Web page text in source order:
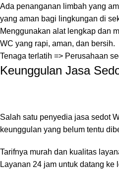
Ada penanganan limbah yang
yang aman bagi lingkungan di
Menggunakan alat lengkap dan
WC yang rapi, aman, dan bersih.
Tenaga terlatih => Perusahaan
Keunggulan Jasa
Salah satu penyedia jasa sedot
keunggulan yang belum tentu
Tarifnya murah dan kualitas
Layanan 24 jam untuk datang